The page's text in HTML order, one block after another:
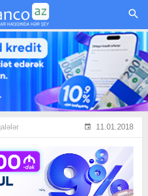
11.01.2018